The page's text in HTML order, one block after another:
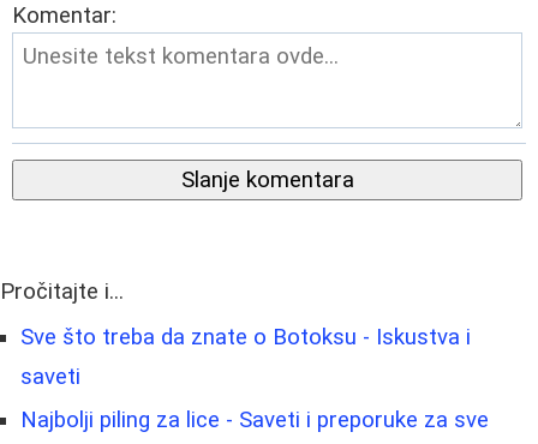
Komentar:
Slanje komentara
Pročitajte i...
Sve što treba da znate o Botoksu - Iskustva i
saveti
Najbolji piling za lice - Saveti i preporuke za sve